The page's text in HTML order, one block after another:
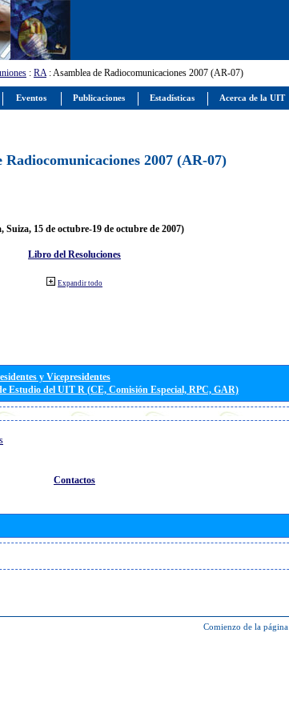
: RA: Asamblea de Radiocomunicaciones 2007 (AR-07)
Radiocomunicaciones 2007 (AR-07)
Suiza, 15 de octubre-19 de octubre de 2007)
Libro del Resoluciones
Expandir todo
y Vicepresidentes
Estudio del UIT R (CE, Comisión Especial, RPC, GAR)
Contactos
Comienzo de la página
Eventos Publicaciones Estadísticas Acerca de la UIT